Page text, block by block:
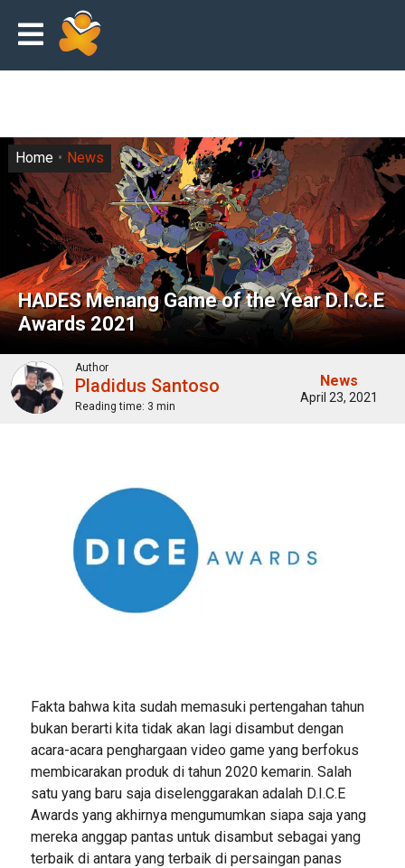
HADES Menang Game of the Year D.I.C.E
Awards 2021
Home News
Author
Pladidus Santoso
Reading time: 3 min
News
April 23, 2021
Fakta bahwa kita sudah memasuki pertengahan tahun
bukan berarti kita tidak akan lagi disambut dengan
acara-acara penghargaan video game yang berfokus
membicarakan produk di tahun 2020 kemarin. Salah
satu yang baru saja diselenggarakan adalah D.I.C.E
Awards yang akhirnya mengumumkan siapa saja yang
mereka anggap pantas untuk disambut sebagai yang
terbaik di antara yang terbaik di persaingan panas